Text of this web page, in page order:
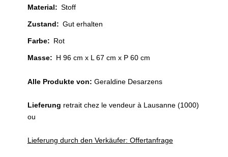
Material: Stoff
Zustand: Gut erhalten
Farbe: Rot
Masse: H 96 cm x L 67 cm x P 60 cm
Alle Produkte von: Geraldine Desarzens
Lieferung retrait chez le vendeur à Lausanne (1000)
ou
Lieferung durch den Verkäufer: Offertanfrage